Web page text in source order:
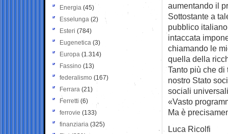
aumentando il
Sottostante a
pubblico
intaccata
chiamando le
quella della
Tanto più che
nostro Stato
sociali
«Vasto
Ma è
Luca Ricolfi
Energia (45)
Esselunga (2)
Esteri (784)
Eugenetica (3)
Europa (1.314)
Fassino (13)
federalismo (167)
Ferrara (21)
Ferretti (6)
ferrovie (133)
finanziaria (325)